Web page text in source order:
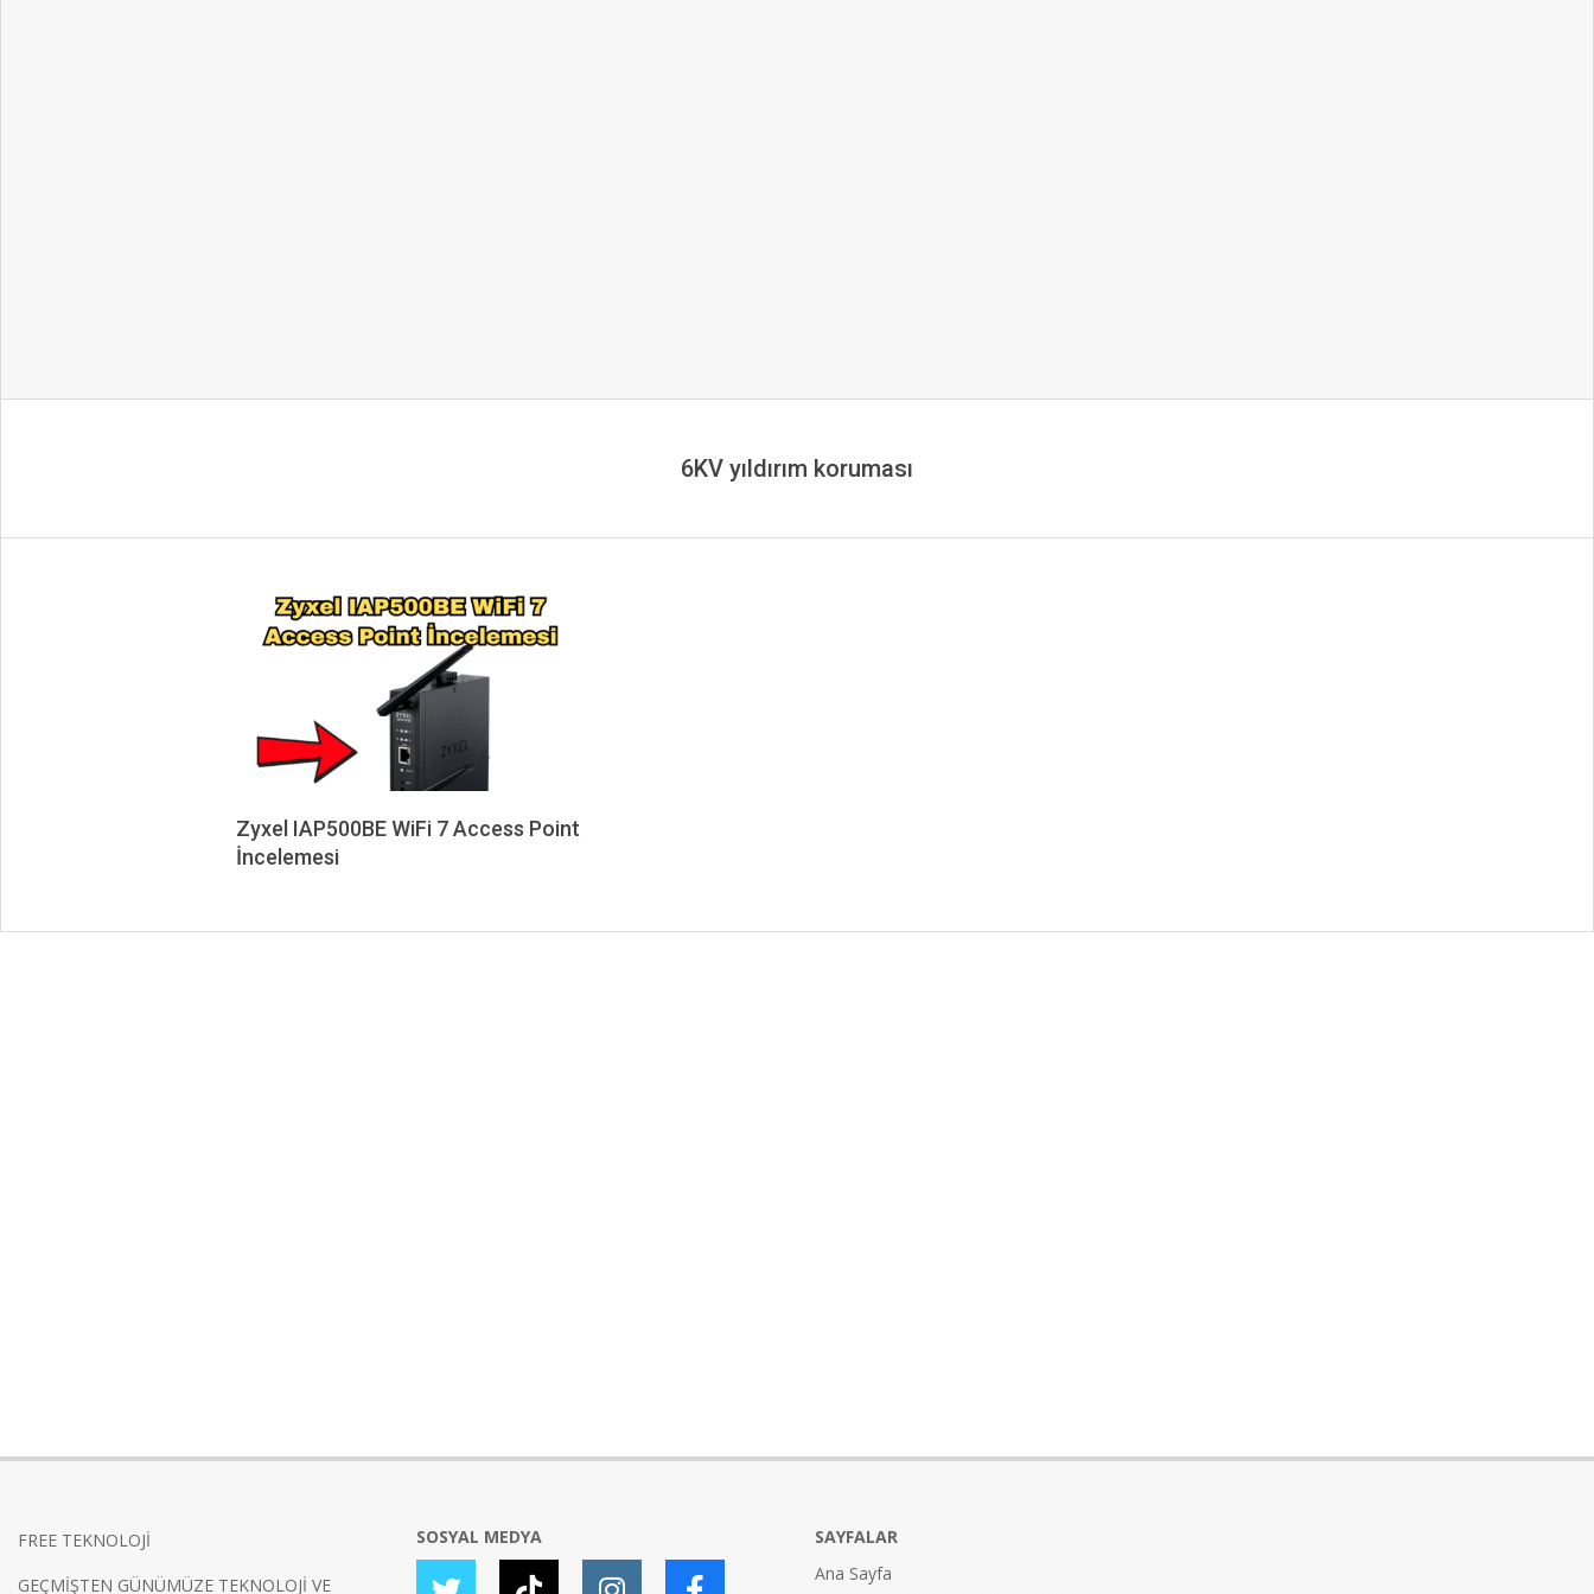
6KV yıldırım koruması
Zyxel IAP500BE WiFi 7 Access Point
İncelemesi
FREE TEKNOLOJİ
GEÇMİŞTEN GÜNÜMÜZE TEKNOLOJİ VE
SOSYAL MEDYA
SAYFALAR
Ana Sayfa